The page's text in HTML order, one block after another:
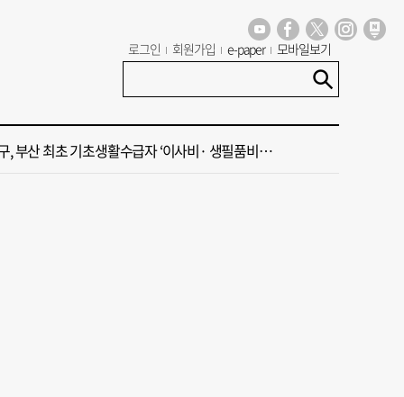
로그인 회원가입 e-paper 모바일보기
신청사, 북항 재개발 부지 복합항만지구 확정
, 부산 최초 기초생활수급자 ‘이사비· 생필품비’ 지원
인 ‘부산 아파트 시장’ 청약 미달·미분양 심화